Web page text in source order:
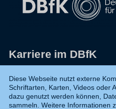
Karriere im DBfK
Datenschutz
Diese Webseite nutzt externe
Schriftarten, Karten, Videos oder
dazu genutzt werden können,
sammeln. Weitere Informationen